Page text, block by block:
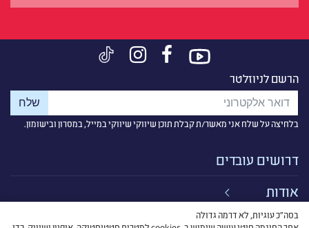
הרשם לניוזלטר
בלחיצה על שלח אני מאשר/ת קבלת תוכן שיווקי שיווקי במייל, במסרון ובישומון.
דרושים עובדים
אודות
קישורים
בסה״כ עוגיות, לא דרמה גדולה